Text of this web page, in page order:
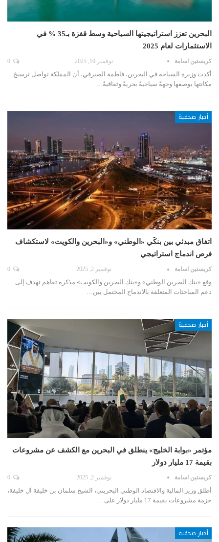
البحرين تعزز استراتيجيتها السياحية وسط قفزة بـ35 % في
الاستثمارات لعام 2025
كريستين اسامة نوفمبر 10, 2025
أكدت وزيرة السياحة في البحرين، فاطمة الصيرفي، أن المملكة تواصل ترسيخ
مكانتها بوصفها وجهةً سياحيةً بحريةً وثقافيةً…
أخبار صحفية
اتفاق مبدئي بين بنكَي «الوطني» و«البحرين والكويت» لاستكشاف
فرص اندماج استراتيجي
كريستين اسامة نوفمبر 2, 2025
وقع «بنك البحرين الوطني» و«بنك البحرين والكويت» مذكرة تفاهم تهدف إلى
دعم المباحثات المتعلقة بالاندماج المحتمل بين…
أخبار صحفية
مؤتمر «بوابة الخليج» ينطلق في البحرين مع الكشف عن مشروعات
بقيمة 17 مليار دولار
كريستين اسامة نوفمبر 2, 2025
أطلق وزير المالية والاقتصاد الوطني البحريني، الشيخ سلمان بن خليفة آل خليفة،
حزمة مشروعات بقيمة 17 مليار دولار على…
أخبار صحفية